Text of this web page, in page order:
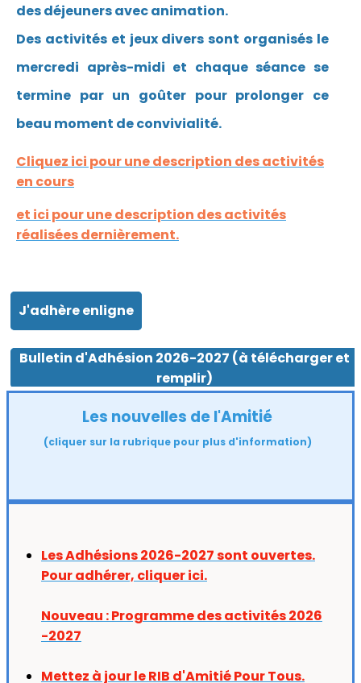
des déjeuners avec animation.
Des activités et jeux divers sont organisés le
mercredi après-midi et chaque séance se
termine par un goûter pour prolonger ce
beau moment de convivialité.
Cliquez ici pour une description des activités
en cours
et ici pour une description des activités
réalisées dernièrement.
J'adhère enligne
Bulletin d'Adhésion 2026-2027 (à télécharger et
remplir)
Les nouvelles de l'Amitié
(cliquer sur la rubrique pour plus d'information)
Les Adhésions 2026-2027 sont ouvertes.
Pour adhérer, cliquer ici.
Nouveau : Programme des activités 2026
-2027
Mettez à jour le RIB d'Amitié Pour Tous.